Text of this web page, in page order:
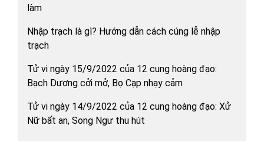
làm
Nhập trạch là gì? Hướng dẫn cách cúng lễ nhập
trạch
Tử vi ngày 15/9/2022 của 12 cung hoàng đạo:
Bạch Dương cởi mở, Bọ Cạp nhạy cảm
Tử vi ngày 14/9/2022 của 12 cung hoàng đạo: Xử
Nữ bất an, Song Ngư thu hút